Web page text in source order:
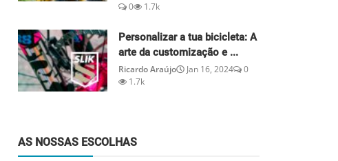
0
1.7k
Personalizar a tua bicicleta: A
arte da customização e ...
Ricardo Araújo Jan 16, 2024
0
1.7k
AS NOSSAS ESCOLHAS